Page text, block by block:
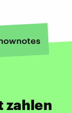
zahlen